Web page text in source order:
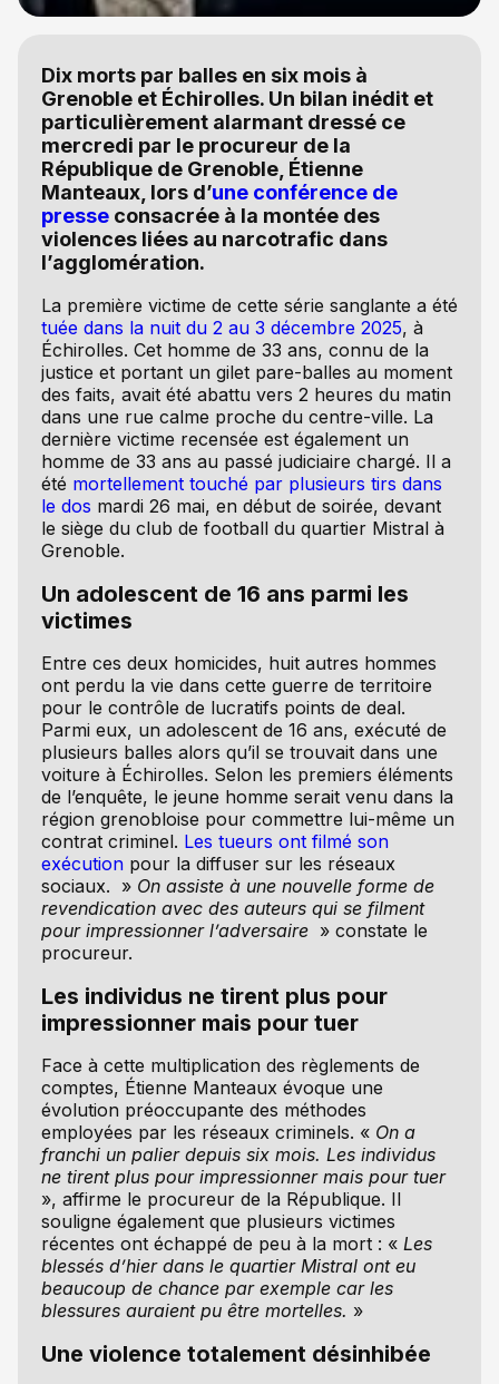
Dix morts par balles en six mois à
Grenoble et Échirolles. Un bilan inédit et
particulièrement alarmant dressé ce
mercredi par le procureur de la
République de Grenoble, Étienne
Manteaux, lors d’une conférence de
presseconsacrée à la montée des
violences liées au narcotrafic dans
l’agglomération.
La première victime de cette série sanglante a été
tuée dans la nuit du 2 au 3 décembre 2025, à
Échirolles. Cet homme de 33 ans, connu de la
justice et portant un gilet pare-balles au moment
des faits, avait été abattu vers 2 heures du matin
dans une rue calme proche du centre-ville. La
dernière victime recensée est également un
homme de 33 ans au passé judiciaire chargé. Il a
été mortellement touché par plusieurs tirs dans
le dos mardi 26 mai, en début de soirée, devant
le siège du club de football du quartier Mistral à
Grenoble.
Un adolescent de 16 ans parmi les
victimes
Entre ces deux homicides, huit autres hommes
ont perdu la vie dans cette guerre de territoire
pour le contrôle de lucratifs points de deal.
Parmi eux, un adolescent de 16 ans, exécuté de
plusieurs balles alors qu’il se trouvait dans une
voiture à Échirolles. Selon les premiers éléments
de l’enquête, le jeune homme serait venu dans la
région grenobloise pour commettre lui-même un
contrat criminel. Les tueurs ont filmé son
exécutionpour la diffuser sur les réseaux
sociaux. » On assiste à une nouvelle forme de
revendication avec des auteurs qui se filment
pour impressionner l’adversaire» constate le
procureur.
Les individus ne tirent plus pour
impressionner mais pour tuer
Face à cette multiplication des règlements de
comptes, Étienne Manteaux évoque une
évolution préoccupante des méthodes
employées par les réseaux criminels. « On a
franchi un palier depuis six mois. Les individus
ne tirent plus pour impressionner mais pour tuer
», affirme le procureur de la République. Il
souligne également que plusieurs victimes
récentes ont échappé de peu à la mort : « Les
blessés d’hier dans le quartier Mistral ont eu
beaucoup de chance par exemple car les
blessures auraient pu être mortelles. »
Une violence totalement désinhibée